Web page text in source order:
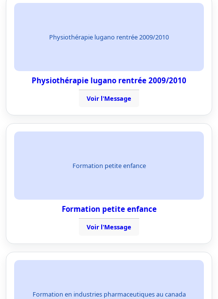
Physiothérapie lugano rentrée 2009/2010
Physiothérapie lugano rentrée 2009/2010
Voir l'Message
Formation petite enfance
Formation petite enfance
Voir l'Message
Formation en industries pharmaceutiques au canada